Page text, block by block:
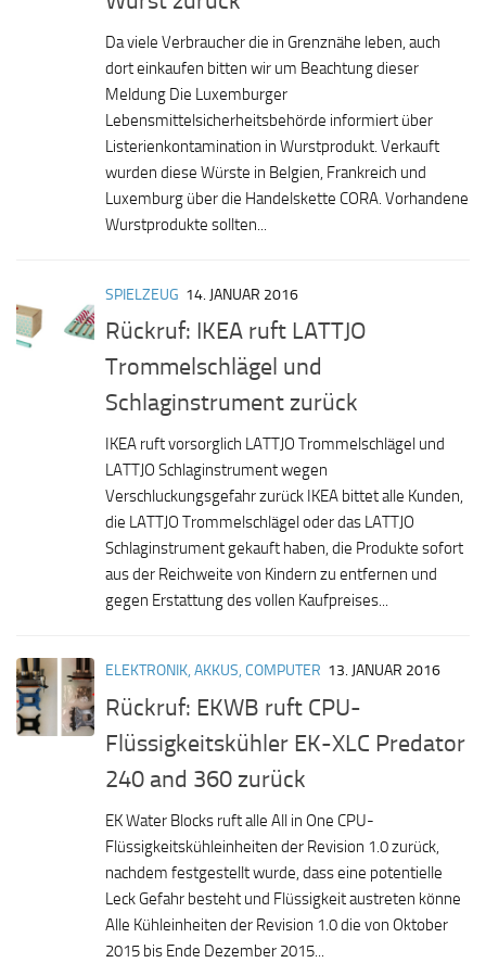
Da viele Verbraucher die in Grenznähe leben, auch
dort einkaufen bitten wir um Beachtung dieser
Meldung Die Luxemburger
Lebensmittelsicherheitsbehörde informiert über
Listerienkontamination in Wurstprodukt. Verkauft
wurden diese Würste in Belgien, Frankreich und
Luxemburg über die Handelskette CORA. Vorhandene
Wurstprodukte sollten...
SPIELZEUG 14. JANUAR 2016
Rückruf: IKEA ruft LATTJO
Trommelschlägel und
Schlaginstrument zurück
IKEA ruft vorsorglich LATTJO Trommelschlägel und
LATTJO Schlaginstrument wegen
Verschluckungsgefahr zurück IKEA bittet alle Kunden,
die LATTJO Trommelschlägel oder das LATTJO
Schlaginstrument gekauft haben, die Produkte sofort
aus der Reichweite von Kindern zu entfernen und
gegen Erstattung des vollen Kaufpreises...
ELEKTRONIK, AKKUS, COMPUTER 13. JANUAR 2016
Rückruf: EKWB ruft CPU-
Flüssigkeitskühler EK-XLC Predator
240 and 360 zurück
EK Water Blocks ruft alle All in One CPU-
Flüssigkeitskühleinheiten der Revision 1.0 zurück,
nachdem festgestellt wurde, dass eine potentielle
Leck Gefahr besteht und Flüssigkeit austreten könne
Alle Kühleinheiten der Revision 1.0 die von Oktober
2015 bis Ende Dezember 2015...